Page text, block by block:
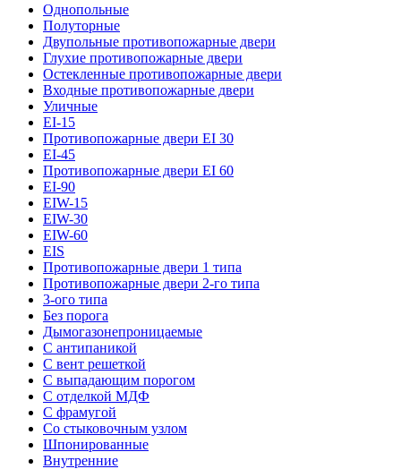
Однопольные
Полуторные
Двупольные противопожарные двери
Глухие противопожарные двери
Остекленные противопожарные двери
Входные противопожарные двери
Уличные
EI-15
Противопожарные двери EI 30
EI-45
Противопожарные двери EI 60
EI-90
EIW-15
EIW-30
EIW-60
EIS
Противопожарные двери 1 типа
Противопожарные двери 2-го типа
3-ого типа
Без порога
Дымогазонепроницаемые
С антипаникой
С вент решеткой
С выпадающим порогом
С отделкой МДФ
С фрамугой
Со стыковочным узлом
Шпонированные
Внутренние